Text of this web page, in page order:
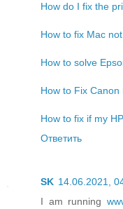
How do I fix the
How to fix Mac
How to solve
How to Fix
How to fix if my
Ответить
SK 14.06.2021,
I am running